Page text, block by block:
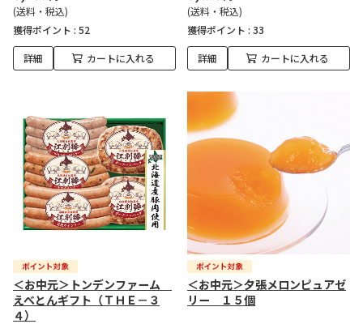
(送料・税込)
獲得ポイント : 52
詳細 カートに入れる
(送料・税込)
獲得ポイント : 33
詳細 カートに入れる
＜お中元＞トンデンファーム
えべとんギフト（ＴＨＥ－３
４）
＜お中元＞夕張メロンピュアゼ
リー １５個